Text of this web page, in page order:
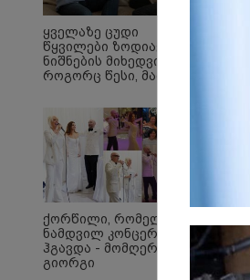
ყველაზე ცუდი
წყვილები ზოდიაქოს
ნიშნების მიხედვით -
როგორც წესი, მათ არ
ურთიერთობა
ქორწილი, რომელიც
ნამდვილ კონცერტს
ჰგავდა - მომღერალი
გიორგი